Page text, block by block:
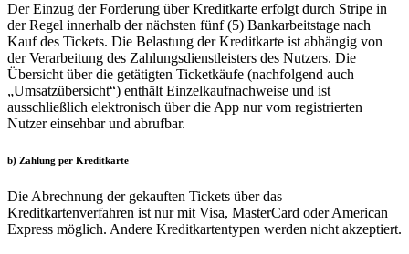
Der Einzug der Forderung über Kreditkarte erfolgt durch Stripe in
der Regel innerhalb der nächsten fünf (5) Bankarbeitstage nach
Kauf des Tickets. Die Belastung der Kreditkarte ist abhängig von
der Verarbeitung des Zahlungsdienstleisters des Nutzers. Die
Übersicht über die getätigten Ticketkäufe (nachfolgend auch
„Umsatzübersicht“) enthält Einzelkaufnachweise und ist
ausschließlich elektronisch über die App nur vom registrierten
Nutzer einsehbar und abrufbar.
b) Zahlung per Kreditkarte
Die Abrechnung der gekauften Tickets über das
Kreditkartenverfahren ist nur mit Visa, MasterCard oder American
Express möglich. Andere Kreditkartentypen werden nicht akzeptiert.